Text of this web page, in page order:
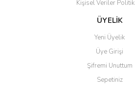
Kişisel Veriler
ÜYELİK
Yeni Üyelik
Üye Girişi
Şifremi Unuttum
Sepetiniz